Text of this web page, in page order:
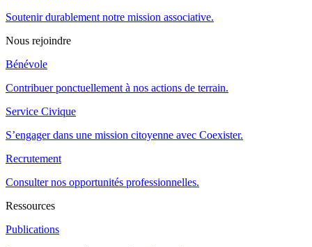
Soutenir durablement notre mission associative.
Nous rejoindre
Bénévole
Contribuer ponctuellement à nos actions de terrain.
Service Civique
S’engager dans une mission citoyenne avec Coexister.
Recrutement
Consulter nos opportunités professionnelles.
Ressources
Publications